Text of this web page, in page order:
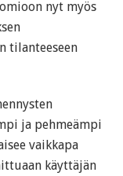
nyt myös
tilanteeseen
ja pehmeämpi
vaikkapa
käyttäjän